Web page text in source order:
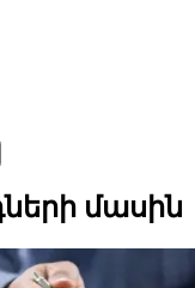
մասին